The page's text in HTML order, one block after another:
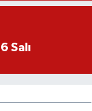
Salı